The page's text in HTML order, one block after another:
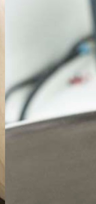
Contact
Jérémy PRUVOST